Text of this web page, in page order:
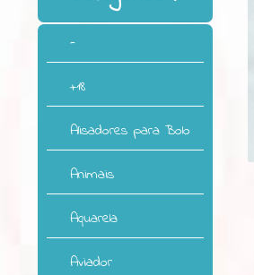
-
+18
Alisadores para Bolo
Animais
Aquarela
Aviador